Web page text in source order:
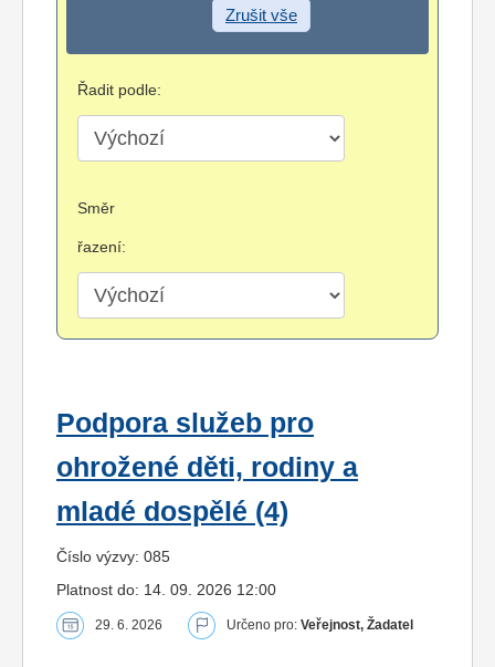
Zrušit vše
Řadit podle:
Směr
řazení:
Podpora služeb pro
ohrožené děti, rodiny a
mladé dospělé (4)
Číslo výzvy: 085
Platnost do: 14. 09. 2026 12:00
29. 6. 2026 Určeno pro: Veřejnost, Žadatel